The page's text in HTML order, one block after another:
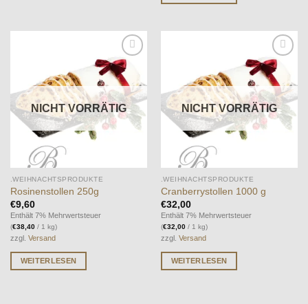
Auf die
Wunschliste
NICHT VORRÄTIG
.WEIHNACHTSPRODUKTE
Rosinenstollen 250g
€9,60
Enthält 7% Mehrwertsteuer
(€38,40/ 1 kg)
zzgl. Versand
WEITERLESEN
Auf die
Wunschliste
NICHT VORRÄTIG
.WEIHNACHTSPRODUKTE
Cranberrystollen 1000 g
€32,00
Enthält 7% Mehrwertsteuer
(€32,00/ 1 kg)
zzgl. Versand
WEITERLESEN